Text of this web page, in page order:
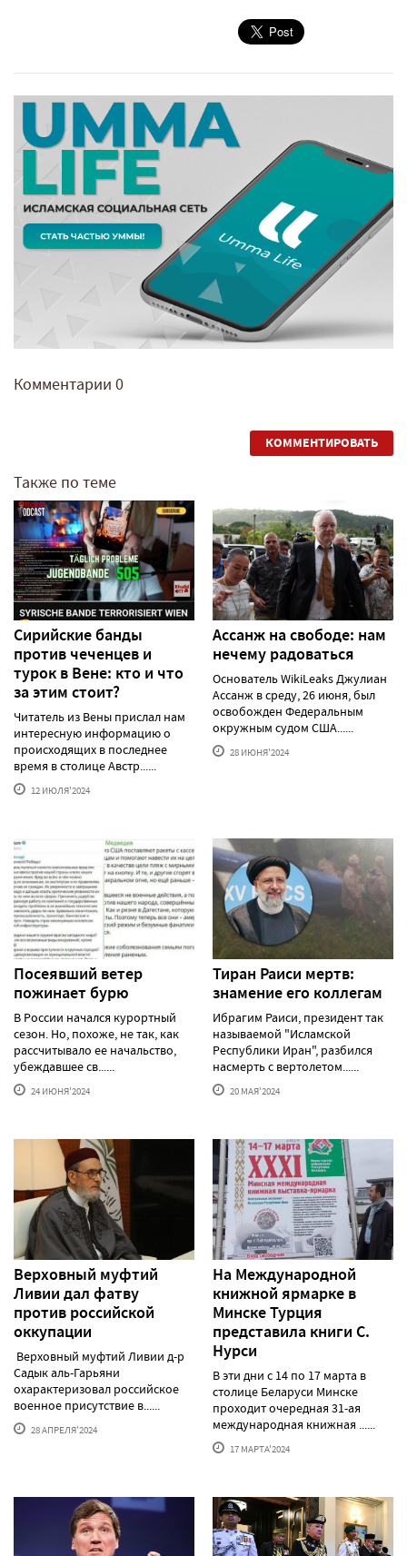
Комментарии 0
КОММЕНТИРОВАТЬ
Также по теме
Сирийские банды
против чеченцев и
турок в Вене: кто и что
за этим стоит?
Читатель из Вены прислал нам
интересную информацию о
происходящих в последнее
время в столице Австр......
12 ИЮЛЯ'2024
Ассанж на свободе: нам
нечему радоваться
Основатель WikiLeaks Джулиан
Ассанж в среду, 26 июня, был
освобожден Федеральным
окружным судом США......
28 ИЮНЯ'2024
Посеявший ветер
пожинает бурю
В России начался курортный
сезон. Но, похоже, не так, как
рассчитывало ее начальство,
убеждавшее св......
24 ИЮНЯ'2024
Тиран Раиси мертв:
знамение его коллегам
Ибрагим Раиси, президент так
называемой "Исламской
Республики Иран", разбился
насмерть с вертолетом......
20 МАЯ'2024
Верховный муфтий
Ливии дал фатву
против российской
оккупации
Верховный муфтий Ливии д-р
Садык аль-Гарьяни
охарактеризовал российское
военное присутствие в......
28 АПРЕЛЯ'2024
На Международной
книжной ярмарке в
Минске Турция
представила книги С.
Нурси
В эти дни с 14 по 17 марта в
столице Беларуси Минске
проходит очередная 31-ая
международная книжная ......
17 МАРТА'2024